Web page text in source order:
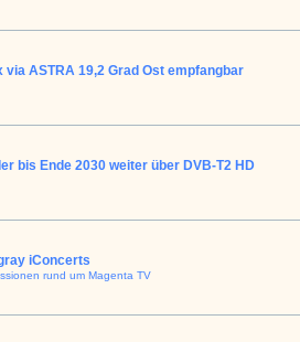
via ASTRA 19,2 Grad Ost empfangbar
bis Ende 2030 weiter über DVB-T2 HD
iConcerts
rund um Magenta TV